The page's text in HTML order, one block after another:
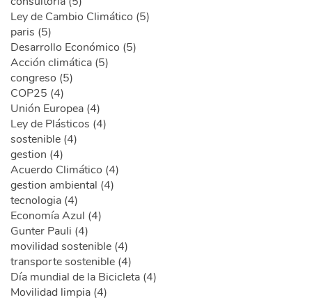
Ley de Cambio Climático (5)
paris (5)
Desarrollo Económico (5)
Acción climática (5)
congreso (5)
COP25 (4)
Unión Europea (4)
Ley de Plásticos (4)
sostenible (4)
gestion (4)
Acuerdo Climático (4)
gestion ambiental (4)
tecnologia (4)
Economía Azul (4)
Gunter Pauli (4)
movilidad sostenible (4)
transporte sostenible (4)
Día mundial de la Bicicleta (4)
Movilidad limpia (4)